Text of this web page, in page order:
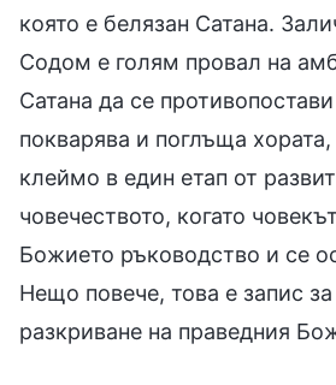
която е белязан Сатана.
Содом е голям провал на
Сатана да се
покварява и поглъща
клеймо в един етап от
човечеството, когато
Божието ръководство и се
Нещо повече, това е запис
разкриване на праведния